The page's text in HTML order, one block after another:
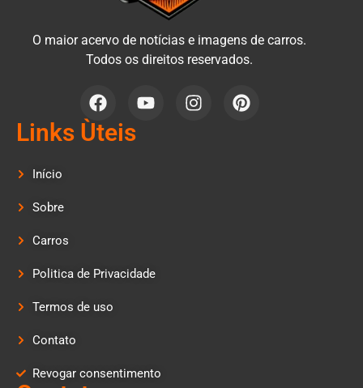
O maior acervo de notícias e imagens de carros.
Todos os direitos reservados.
Links Ùteis
Início
Sobre
Carros
Politica de Privacidade
Termos de uso
Contato
Revogar consentimento